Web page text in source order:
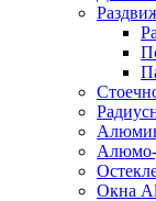
Алюмо-
Окна